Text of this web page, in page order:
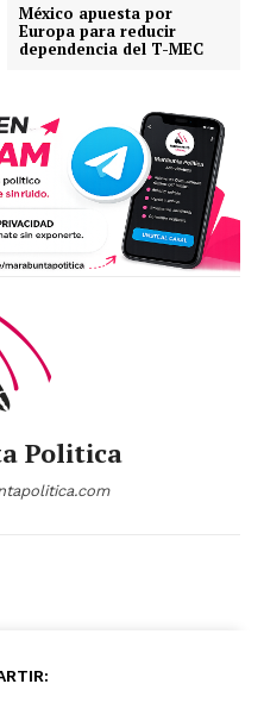
México apuesta por
Europa para reducir
dependencia del T-MEC
Politica